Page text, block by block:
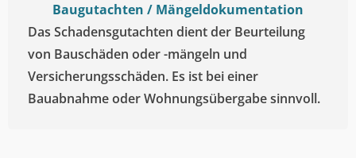
Baugutachten / Mängeldokumentation
Das Schadensgutachten dient der Beurteilung
von Bauschäden oder -mängeln und
Versicherungsschäden. Es ist bei einer
Bauabnahme oder Wohnungsübergabe sinnvoll.